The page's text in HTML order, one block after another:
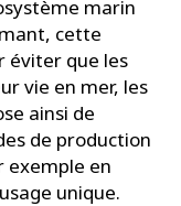
marin
cette
éviter que les
vie en mer, les
ainsi de
de production
exemple en
unique.